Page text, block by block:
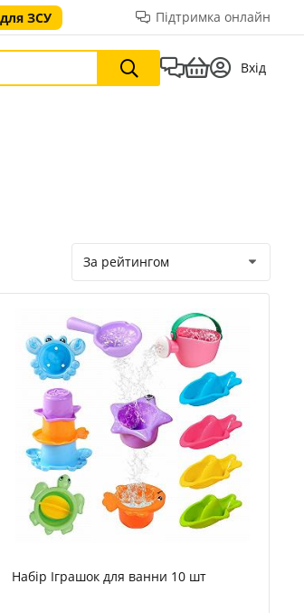
ЗСУ Підтримка онлайн
Вхід
За рейтингом
Набір Іграшок для ванни 10 шт